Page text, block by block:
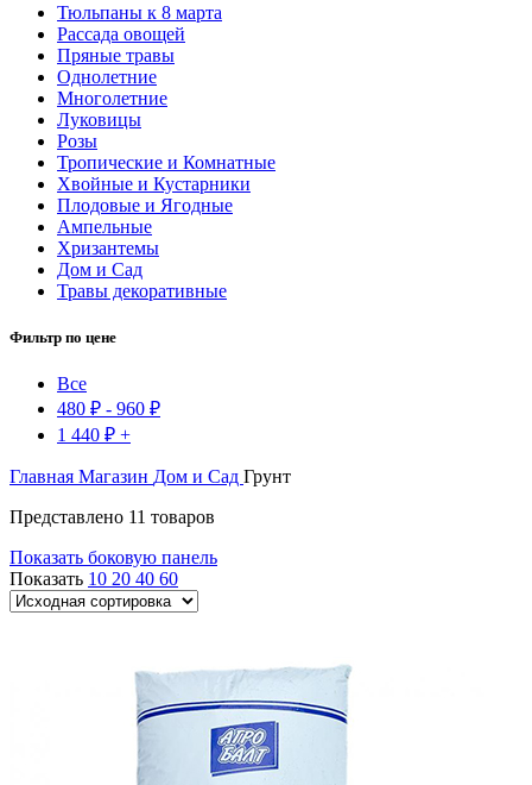
Тюльпаны к 8 марта
Рассада овощей
Пряные травы
Однолетние
Многолетние
Луковицы
Розы
Тропические и Комнатные
Хвойные и Кустарники
Плодовые и Ягодные
Ампельные
Хризантемы
Дом и Сад
Травы декоративные
Фильтр по цене
Все
480 ₽ - 960 ₽
1 440 ₽ +
Главная Магазин Дом и Сад Грунт
Представлено 11 товаров
Показать боковую панель
Показать 10 20 40 60